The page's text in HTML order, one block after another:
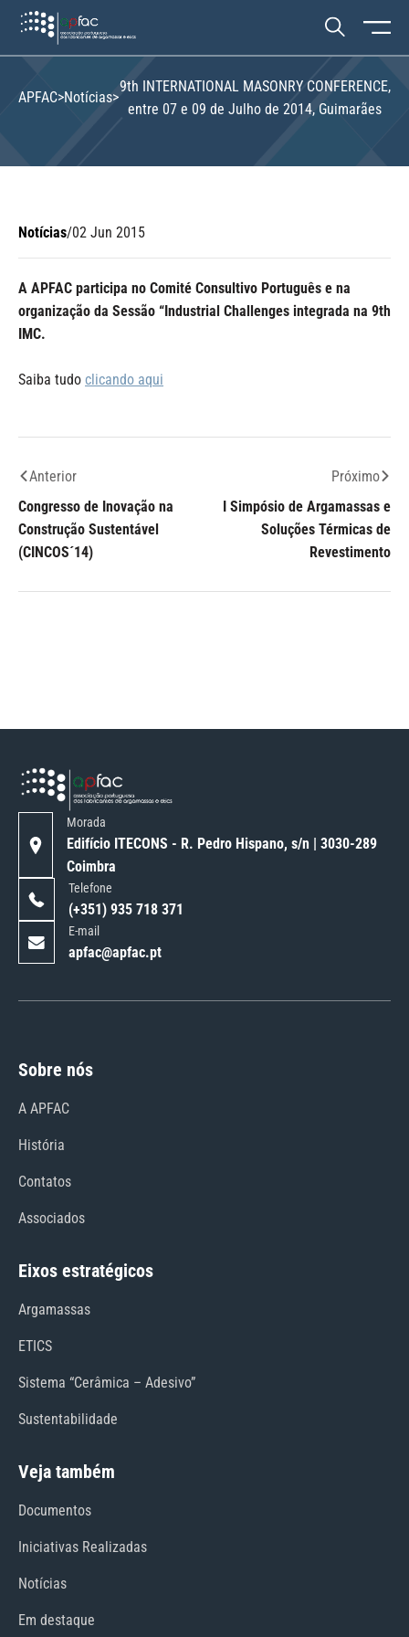
APFAC>Notícias>
9th INTERNATIONAL MASONRY CONFERENCE,
entre 07 e 09 de Julho de 2014, Guimarães
Notícias/02 Jun 2015
A APFAC participa no Comité Consultivo Português e na
organização da Sessão “Industrial Challenges integrada na 9th
IMC.
Saiba tudo clicando aqui
Anterior
Congresso de Inovação na
Construção Sustentável
(CINCOS´14)
Próximo
I Simpósio de Argamassas e
Soluções Térmicas de
Revestimento
Morada
Edifício ITECONS - R. Pedro Hispano, s/n | 3030-289
Coimbra
Telefone
(+351) 935 718 371
E-mail
apfac@apfac.pt
Sobre nós
A APFAC
História
Contatos
Associados
Eixos estratégicos
Argamassas
ETICS
Sistema “Cerâmica – Adesivo”
Sustentabilidade
Veja também
Documentos
Iniciativas Realizadas
Notícias
Em destaque